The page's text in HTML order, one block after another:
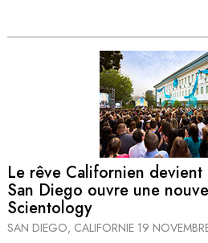
Le rêve Californien
San Diego ouvre une
Scientology
SAN DIEGO, CALIFORNIE 19